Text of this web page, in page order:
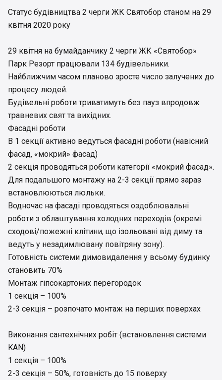
Статус будівництва 2 черги ЖК Святобор станом на 29
квітня 2020 року
29 квітня на бумайданчику 2 черги ЖК «Святобор»
Парк Резорт працювали 134 будівельники.
Найближчим часом планово зросте число залучених до
процесу людей.
Будівельні роботи триватимуть без пауз впродовж
травневих свят та вихідних.
Фасадні роботи
В 1 секції активно ведуться фасадні роботи (навісний
фасад, «мокрий» фасад)
2 секція проводяться роботи категорії «мокрий фасад».
Для подальшого монтажу на 2-3 секції прямо зараз
встановлюються люльки.
Водночас на фасаді проводяться оздоблювальні
роботи з облаштування холодних переходів (окремі
сходові/пожежні клітини, що ізольовані від диму та
ведуть у незадимлювану повітряну зону).
Готовність системи димовидалення у всьому будинку
становить 70%
Монтаж гіпсокартоних перегородок
1 секція – 100%
2-3 секція – розпочато монтаж на перших поверхах
Виконання сантехнічних робіт (встановлення системи
KAN)
1 секція – 100%
2-3 секція – 50%, готовність до 15 поверху